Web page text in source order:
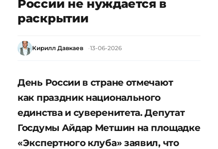
России не нуждается в
раскрытии
Кирилл Давкаев 13-06-2026
День России в стране отмечают
как праздник национального
единства и суверенитета. Депутат
Госдумы Айдар Метшин на площадке
«Экспертного клуба» заявил, что